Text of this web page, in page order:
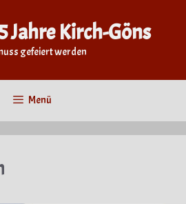
Jahre Kirch-Göns
gefeiert werden
Menü